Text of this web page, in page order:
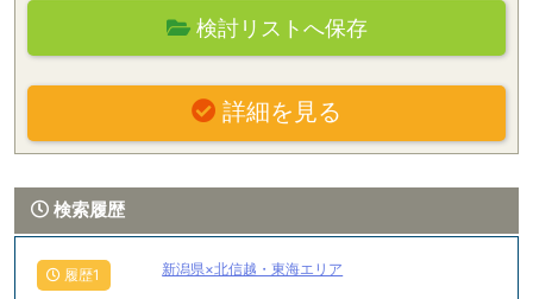
検討リストへ保存
詳細を見る
検索履歴
履歴1 新潟県×北信越・東海エリア